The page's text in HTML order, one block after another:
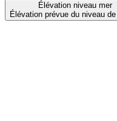
Élévation niveau mer
Élévation prévue du niveau